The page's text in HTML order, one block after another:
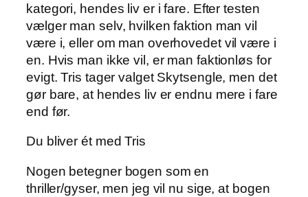
kategori, hendes liv er i fare. Efter testen
vælger man selv, hvilken faktion man vil
være i, eller om man overhovedet vil være i
en. Hvis man ikke vil, er man faktionløs for
evigt. Tris tager valget Skytsengle, men det
gør bare, at hendes liv er endnu mere i fare
end før.
Du bliver ét med Tris
Nogen betegner bogen som en
thriller/gyser, men jeg vil nu sige, at bogen